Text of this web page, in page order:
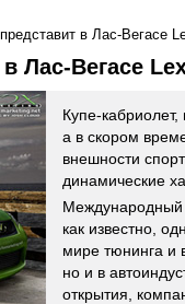
в Лас-Вегасе
Лас-Вегасе
Купе-
а в скором
внешности
динамические
Международный
как известно,
мире тюнинга и
но и в
открытия,